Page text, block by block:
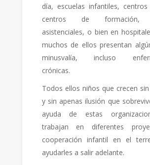
día, escuelas infantiles, centros
centros de formación,
asistenciales, o bien en
muchos de ellos presentan
minusvalía, incluso
crónicas.
Todos ellos niños que crecen
y sin apenas ilusión que
ayuda de estas
trabajan en diferentes
cooperación infantil en el
ayudarles a salir adelante.